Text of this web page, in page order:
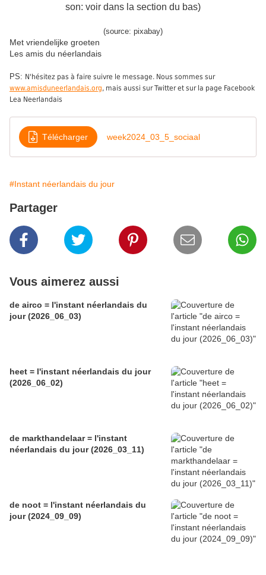
son: voir dans la section du bas)
(source: pixabay)
Met vriendelijke groeten
Les amis du néerlandais
PS: N'hésitez pas à faire suivre le message. Nous sommes sur
www.amisduneerlandais.org, mais aussi sur Twitter et sur la page Facebook
Lea Neerlandais
Télécharger week2024_03_5_sociaal
#Instant néerlandais du jour
Partager
Vous aimerez aussi
de airco = l'instant néerlandais du
jour (2026_06_03)
heet = l'instant néerlandais du jour
(2026_06_02)
de markthandelaar = l'instant
néerlandais du jour (2026_03_11)
de noot = l'instant néerlandais du
jour (2024_09_09)